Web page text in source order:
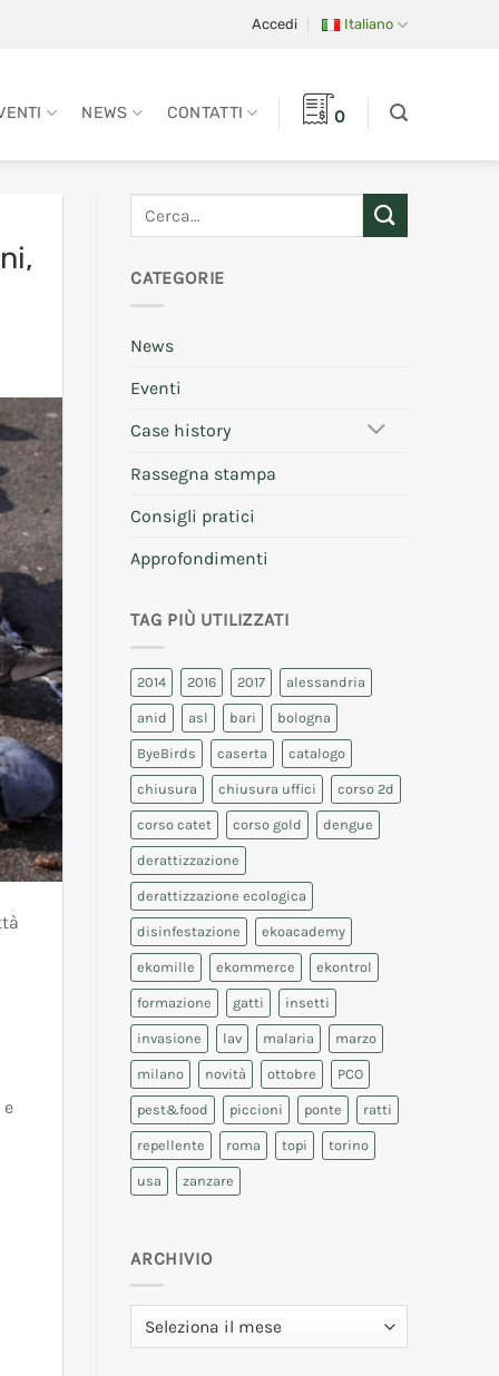
Accedi Italiano
NEWS CONTATTI 0
CATEGORIE
News
Eventi
Case history
Rassegna stampa
Consigli pratici
Approfondimenti
TAG PIÙ UTILIZZATI
2014 2016 2017 alessandria
anid asl bari bologna
ByeBirds caserta catalogo
chiusura chiusura uffici corso 2d
corso catet corso gold dengue
derattizzazione
derattizzazione ecologica
disinfestazione ekoacademy
ekomille ekommerce ekontrol
formazione gatti insetti
invasione lav malaria marzo
milano novità ottobre PCO
pest&food piccioni ponte ratti
repellente roma topi torino
usa zanzare
ARCHIVIO
Archivio